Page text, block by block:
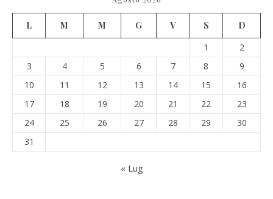
L M M G V S
D
1
2
3
4 5 6 7 8
9
10
11 12 13 14 15
16
17
18 19 20 21 22
23
24
25 26 27 28 29
30
31
« Lug